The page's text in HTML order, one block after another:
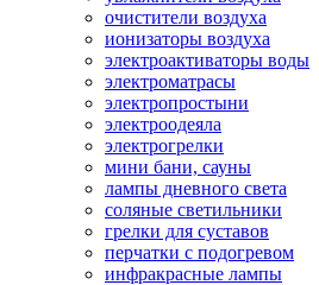
очистители воздуха
ионизаторы воздуха
электроактиваторы воды
электроматрасы
электропростыни
электроодеяла
электрогрелки
мини бани, сауны
лампы дневного света
соляные светильники
грелки для суставов
перчатки с подогревом
инфракрасные лампы